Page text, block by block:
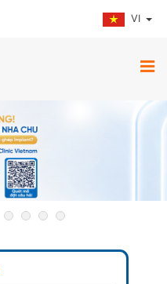
VI